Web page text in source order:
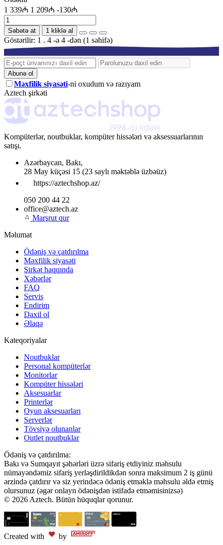
1 339₼ 1 209₼ -130₼
Səbətə at 1 kliklə al
Göstərilir: 1 . 4 -ə 4 -dən (1 səhifə)
Abunə ol
Məxfilik siyasəti-ni oxudum və razıyam
Aztech şirkəti
Kompüterlər, noutbuklar, kompüter hissələri və aksessuarlarının
satışı.
Azərbaycan, Bakı,
28 May küçəsi 15 (23 saylı məktəblə üzbəüz)
https://aztechshop.az/
050 200 44 22
office@aztech.az
Marşrut qur
Məlumat
Ödəniş və çatdırılma
Məxfilik siyasəti
Şirkət haqqında
Xəbərlər
FAQ
Servis
Endirim
Daxil ol
Əlaqə
Kateqoriyalar
Noutbuklar
Personal kompüterlər
Monitorlar
Kompüter hissələri
Aksesuarlar
Printerlər
Oyun aksesuarları
Serverlər
Tövsiyə olunanlar
Outlet noutbuklar
Ödəniş və çatdırılma:
Bakı və Sumqayıt şəhərləri üzrə sifariş etdiyiniz məhsulu
nümayəndəmiz sifariş yerləşdirildikdən sonra maksimum 2 iş günü
ərzində çatdırır və siz yerindəcə ödəniş etməklə məhsulu əldə etmiş
olursunuz (əgər onlayn ödənişdən istifadə etməmisinizsə)
© 2026 Aztech. Bütün hüquqlar qorunur.
Created with by